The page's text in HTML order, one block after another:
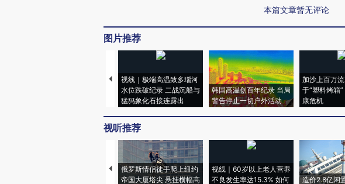
本篇文章暂无评论
图片推荐
视线｜极端高温致多瑙河
水位跌破纪录 二战沉船与
猛犸象化石接连露出
韩国高温创百年纪录 当局
警告停止一切户外活动
加沙上百万
于“塑料烤箱
康危机
视听推荐
俄罗斯情侣徒手爬上纽约
帝国大厦塔尖 悬挂横幅高
视线｜60岁以上老人营养
不良发生率达15.3% 如何
造价2.8亿闲